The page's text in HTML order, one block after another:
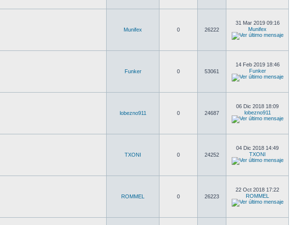
Munifex 0 26222
31 Mar 2019 09:16
Munifex
Funker 0 53061
14 Feb 2019 18:46
Funker
lobezno911 0 24687
06 Dic 2018 18:09
lobezno911
TXONI 0 24252
04 Dic 2018 14:49
TXONI
ROMMEL 0 26223
22 Oct 2018 17:22
ROMMEL